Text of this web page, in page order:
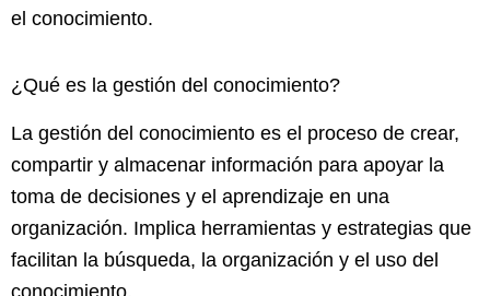
el conocimiento.
¿Qué es la gestión del conocimiento?
La gestión del conocimiento es el proceso de crear,
compartir y almacenar información para apoyar la
toma de decisiones y el aprendizaje en una
organización. Implica herramientas y estrategias que
facilitan la búsqueda, la organización y el uso del